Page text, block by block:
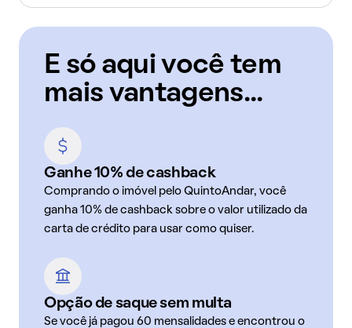
E só aqui você tem
mais vantagens...
Ganhe 10% de cashback
Comprando o imóvel pelo QuintoAndar, você
ganha 10% de cashback sobre o valor utilizado da
carta de crédito para usar como quiser.
Opção de saque sem multa
Se você já pagou 60 mensalidades e encontrou o